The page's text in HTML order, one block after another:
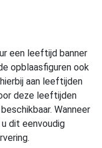
een leeftijd banner
opblaasfiguren ook
aan leeftijden
deze leeftijden
Wanneer
dit eenvoudig